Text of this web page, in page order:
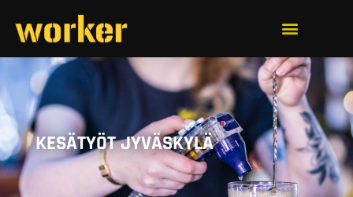
KESÄTYÖT JYVÄSKYLÄ